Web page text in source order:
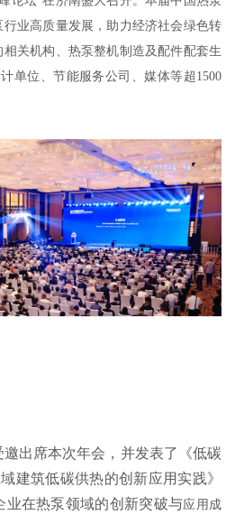
业高质量发展，助力经济社会绿色转
关机构、热泵整机制造及配件配套生
单位、节能服务公司、媒体等超1500
出席本次年会，并发表了《低碳
建筑低碳供热的创新应用实践》
业在热泵领域的创新突破与应用成